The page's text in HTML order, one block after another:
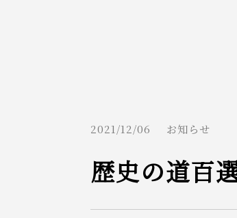
2021/12/06 お知らせ
歴史の道百